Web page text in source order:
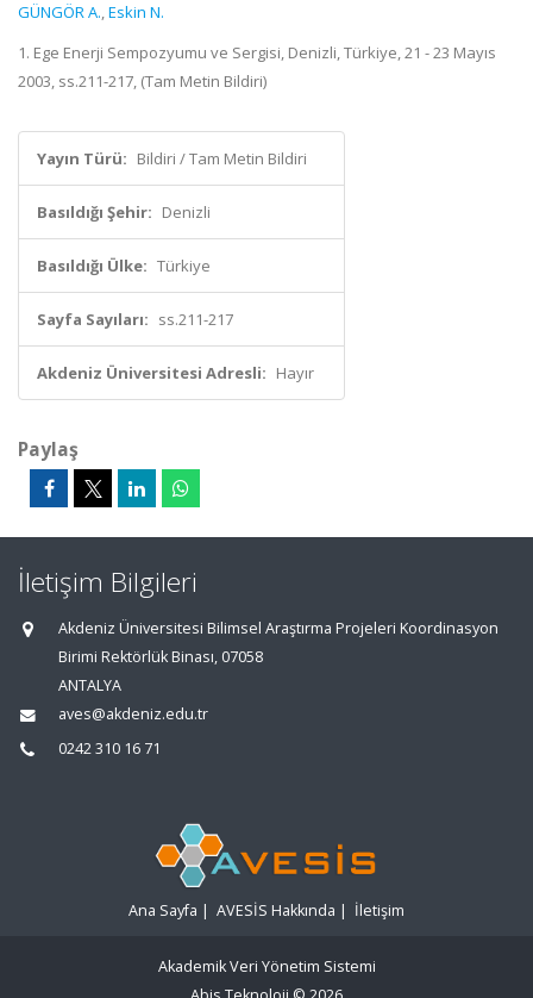
GÜNGÖR A.,Eskin N.
1. Ege Enerji Sempozyumu ve Sergisi, Denizli, Türkiye, 21 - 23 Mayıs
2003, ss.211-217, (Tam Metin Bildiri)
Yayın Türü: Bildiri / Tam Metin Bildiri
Basıldığı Şehir: Denizli
Basıldığı Ülke: Türkiye
Sayfa Sayıları: ss.211-217
Akdeniz Üniversitesi Adresli: Hayır
Paylaş
İletişim Bilgileri
Akdeniz Üniversitesi Bilimsel Araştırma Projeleri Koordinasyon
Birimi Rektörlük Binası, 07058
ANTALYA
aves@akdeniz.edu.tr
0242 310 16 71
Ana Sayfa | AVESİS Hakkında | İletişim
Akademik Veri Yönetim Sistemi